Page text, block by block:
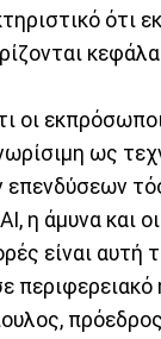
ότι
οι
ως
η άμυνα και
είναι αυτή
περιφερειακό